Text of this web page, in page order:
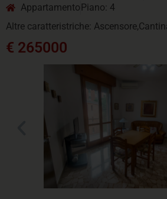
Appartamento Piano: 4
Altre caratteristriche:
€ 265000